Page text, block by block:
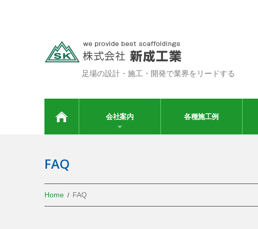
足場の設計・施工・開発で業界をリードする
会社案内 各種施工例
FAQ
Home FAQ